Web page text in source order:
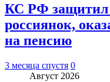
КС РФ защитил
россиянок,
на пенсию
3 месяца спустя 0
Август 2026